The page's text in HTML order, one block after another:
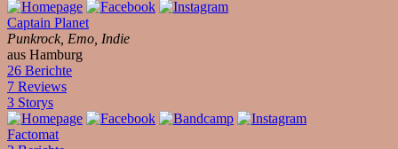
Captain Planet
Punkrock, Emo, Indie
aus Hamburg
26 Berichte
7 Reviews
3 Storys
Factomat